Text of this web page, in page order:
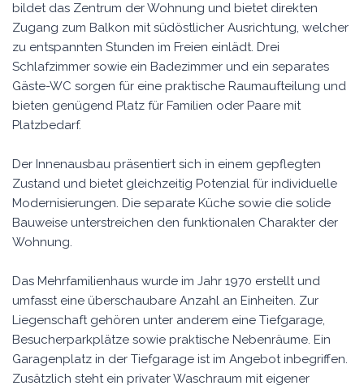
bildet das Zentrum der Wohnung und bietet direkten
Zugang zum Balkon mit südöstlicher Ausrichtung, welcher
zu entspannten Stunden im Freien einlädt. Drei
Schlafzimmer sowie ein Badezimmer und ein separates
Gäste-WC sorgen für eine praktische Raumaufteilung und
bieten genügend Platz für Familien oder Paare mit
Platzbedarf.
Der Innenausbau präsentiert sich in einem gepflegten
Zustand und bietet gleichzeitig Potenzial für individuelle
Modernisierungen. Die separate Küche sowie die solide
Bauweise unterstreichen den funktionalen Charakter der
Wohnung.
Das Mehrfamilienhaus wurde im Jahr 1970 erstellt und
umfasst eine überschaubare Anzahl an Einheiten. Zur
Liegenschaft gehören unter anderem eine Tiefgarage,
Besucherparkplätze sowie praktische Nebenräume. Ein
Garagenplatz in der Tiefgarage ist im Angebot inbegriffen.
Zusätzlich steht ein privater Waschraum mit eigener